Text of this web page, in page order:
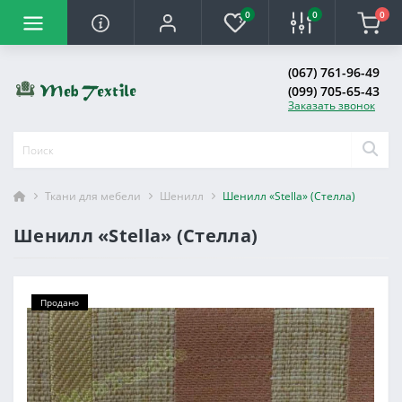
0 0 0
(067) 761-96-49
(099) 705-65-43
Заказать звонок
Ткани для мебели Шенилл Шенилл «Stella» (Стелла)
Шенилл «Stella» (Стелла)
Продано